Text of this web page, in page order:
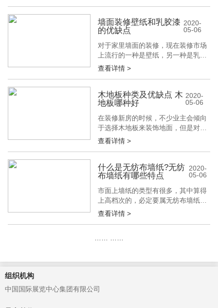
型墙板怎么样呢?新型墙板的挑选方
法有哪些呢?下面就由建博会的小编
来给大家介绍一下吧。 一、新型墙板
怎么样 1、多功能轻质复合墙板到底
是一种...
墙面装修壁纸和乳胶漆
的优缺点
2020-
05-06
对于家里墙面的装修，现在装修市场
上流行的一种是壁纸，另一种是乳胶
漆，这两种方式是最受欢迎的。很多
的人来用实际经验告诉你。一起来跟
建博会小编了解一下吧。 乳胶漆的优
点： 1、乳胶漆相对便宜一些，就算
是用大品牌的乳胶漆，整体下来也不
会花太...
查看详情 >
木地板种类及优缺点 木
地板哪种好
2020-
05-06
在装修新房的时候，不少业主会倾向
于选择木地板来装饰地面，但是对于
木地板大家了解多少呢?木地板种类
呢?接下来建博会小编就简单的给大
家介绍一下木地板种类及优缺点。 木
地板种类及优缺点 1、 实木地板 实木
地板是由天然木材制作而成的，又被
人们...
查看详情 >
什么是无纺布墙纸?无纺
布墙纸有哪些特点
2020-
05-06
市面上墙纸的类型有很多，其中算得
上高档次的，必定要属无纺布墙纸
了。那么，什么是无纺布墙纸呢?无
纸? 无纺墙纸，也叫无纺布墙纸或者
查看详情 >
组织机构
中国国际展览中心集团有限公司